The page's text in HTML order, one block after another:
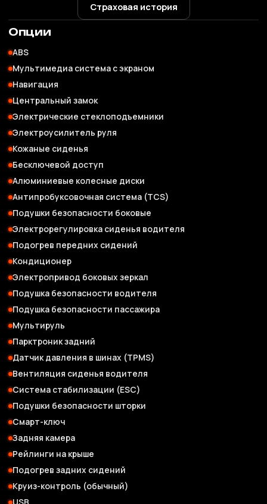
Страховая история
Опции
ABS
Мультимедиа система с экраном
Навигация
Центральный замок
Электрические стеклоподъемники
Электроусилитель руля
Кожаные сиденья
Бесключевой доступ
Алюминиевые колесные диски
Антипробуксовочная система (TCS)
Подушки безопасности боковые
Электрорегулировка сиденья водителя
Подогрев передних сидений
Кондиционер
Электропривод боковых зеркал
Подушка безопасности водителя
Подушка безопасности пассажира
Мультируль
Парктроник задний
Датчик давления в шинах (TPMS)
Вентиляция сиденья водителя
Система стабилизации (ESC)
Подушки безопасности шторки
Смарт-ключ
Задняя камера
Рейлинги на крыше
Подогрев задних сидений
Круиз-контроль (обычный)